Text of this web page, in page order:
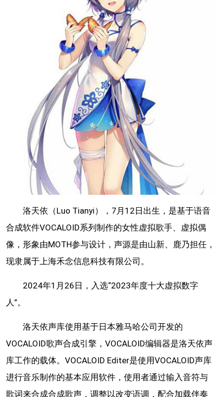
洛天依（Luo Tianyi），7月12日出生，是基于语音
合成软件VOCALOID系列制作的女性虚拟歌手、虚拟偶
像，形象由MOTH参与设计，声源是由山新、鹿乃担任，
现隶属于上海禾念信息科技有限公司。
2024年1月26日，入选“2023年度十大虚拟数字
人”。
洛天依声库使用基于日本雅马哈公司开发的
VOCALOID歌声合成引擎，VOCALOID编辑器是洛天依声
库工作的载体。VOCALOID Editer是使用VOCALOID声库
进行音乐制作的基本应用软件，使用者通过输入音符与
歌词来合成合成歌声，调整以改变语调，配合加载伴奏